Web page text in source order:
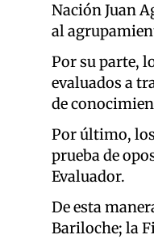
Nación Juan
al
Por su parte,
evaluados a
de
Por último,
prueba de
Evaluador.
De esta
Bariloche; la